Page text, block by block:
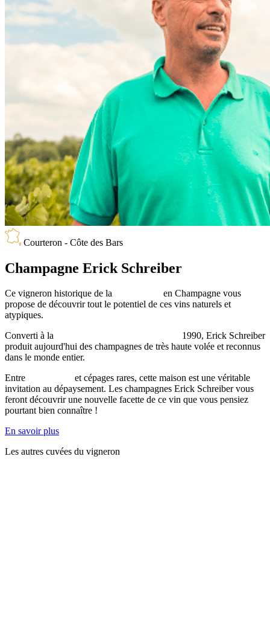
Courteron - Côte des Bars
Champagne Erick Schreiber
Ce vigneron historique de la
en Champagne vous
propose de découvrir tout le potentiel de ces vins naturels et
atypiques.
Converti à la
1990, Erick Schreiber
produit aujourd'hui des champagnes de très haute volée et reconnus
dans le monde entier.
Entre
et cépages rares, cette maison est une véritable
invitation au dépaysement. Les champagnes Erick Schreiber vous
feront découvrir une nouvelle facette de ce vin que vous pensiez
pourtant bien connaître !
En savoir plus
Les autres cuvées du vigneron